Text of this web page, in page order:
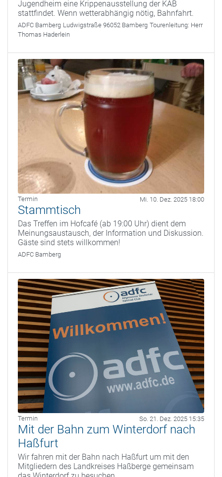
Jugendheim eine Krippenausstellung der KAB
stattfindet. Wenn wetterabhängig nötig, Bahnfahrt.
ADFC Bamberg Ludwigstraße 96052 Bamberg Tourenleitung: Herr
Thomas Haderlein
Termin Mi. 10. Dez. 2025 18:00
Stammtisch
Das Treffen im Hofcafé (ab 19:00 Uhr) dient dem
Meinungsaustausch, der Information und Diskussion.
Gäste sind stets willkommen!
ADFC Bamberg
Termin So. 21. Dez. 2025 15:35
Mit der Bahn zum Winterdorf nach
Haßfurt
Wir fahren mit der Bahn nach Haßfurt um mit den
Mitgliedern des Landkreises Haßberge gemeinsam